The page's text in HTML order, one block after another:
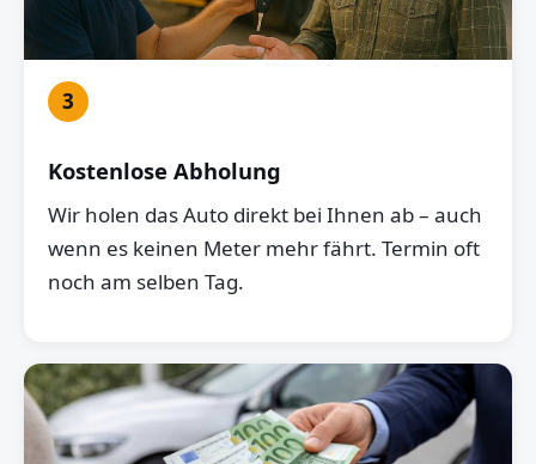
3
Kostenlose Abholung
Wir holen das Auto direkt bei Ihnen ab – auch
wenn es keinen Meter mehr fährt. Termin oft
noch am selben Tag.